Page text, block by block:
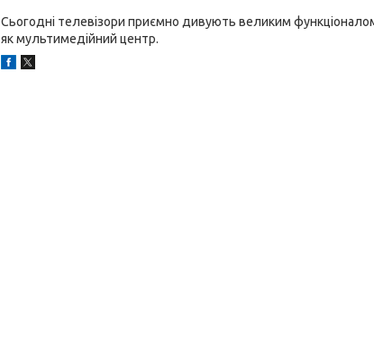
Сьогодні телевізори приємно дивують великим
як мультимедійний центр.